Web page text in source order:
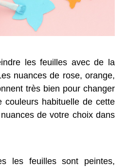
les feuilles avec de la
nuances de rose, orange,
très bien pour changer
couleurs habituelle de cette
de votre choix dans
les feuilles sont peintes,